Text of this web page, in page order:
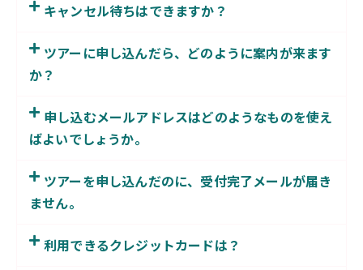
キャンセル待ちはできますか？
ツアーに申し込んだら、どのように案内が来ます
か？
申し込むメールアドレスはどのようなものを使え
ばよいでしょうか。
ツアーを申し込んだのに、受付完了メールが届き
ません。
利用できるクレジットカードは？